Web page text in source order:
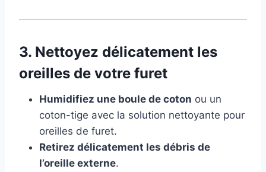
3. Nettoyez délicatement les
oreilles de votre furet
Humidifiez une boule de coton ou un
coton-tige avec la solution nettoyante pour
oreilles de furet.
Retirez délicatement les débris de
l’oreille externe.